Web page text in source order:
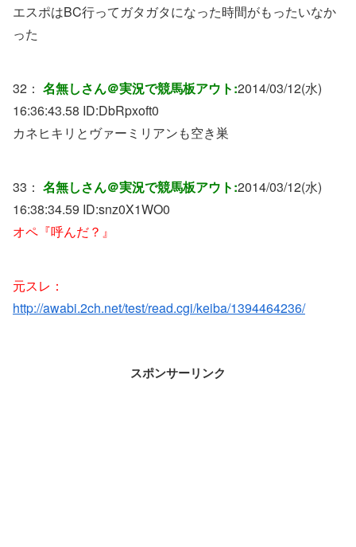
エスポはBC行ってガタガタになった時間がもったいなか
った
32： 名無しさん＠実況で競馬板アウト:2014/03/12(水)
16:36:43.58 ID:DbRpxoft0
カネヒキリとヴァーミリアンも空き巣
33： 名無しさん＠実況で競馬板アウト:2014/03/12(水)
16:38:34.59 ID:snz0X1WO0
オペ『呼んだ？』
元スレ：
http://awabi.2ch.net/test/read.cgi/keiba/1394464236/
スポンサーリンク